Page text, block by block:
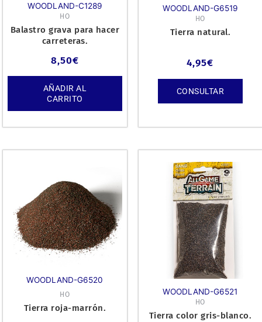
WOODLAND-C1289
HO
Balastro grava para hacer
carreteras.
8,50€
AÑADIR AL
CARRITO
WOODLAND-G6519
HO
Tierra natural.
4,95€
CONSULTAR
WOODLAND-G6520
HO
Tierra roja-marrón.
WOODLAND-G6521
HO
Tierra color gris-blanco.